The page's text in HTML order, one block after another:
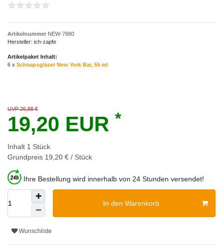
Artikelnummer NEW-7880
Hersteller: ich-zapfe
Artikelpaket Inhalt:
6 x Schnapsgläser New York Bar, 55 ml
UVP 26,88 €
19,20 EUR *
Inhalt 1 Stück
Grundpreis 19,20 € / Stück
Ihre Bestellung wird innerhalb von 24 Stunden versendet!
In den Warenkorb
Wunschliste